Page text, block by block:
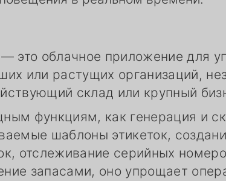
это облачное приложение для
или растущих организаций,
склад или крупный
функциям, как генерация и
шаблоны этикеток,
отслеживание серийных
запасами, оно упрощает